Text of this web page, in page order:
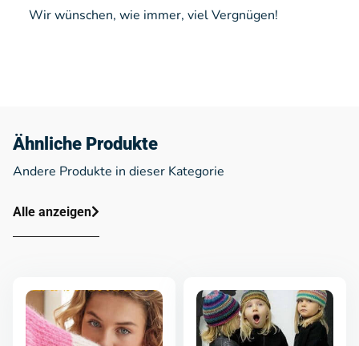
Wir wünschen, wie immer, viel Vergnügen!
Ähnliche Produkte
Andere Produkte in dieser Kategorie
Alle anzeigen